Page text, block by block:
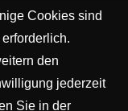
Cookies sind
den
jederzeit
Sie in der